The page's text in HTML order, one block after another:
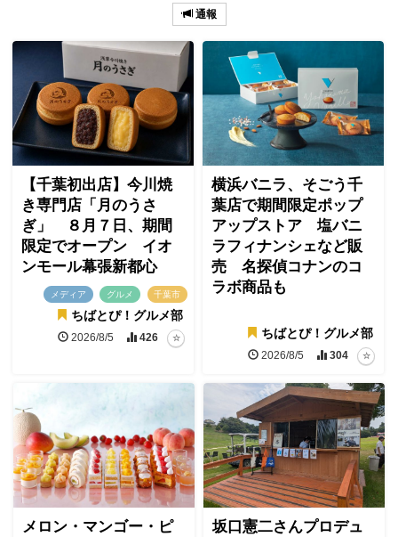
通報
【千葉初出店】今川焼
き専門店「月のうさ
ぎ」 ８月７日、期間
限定でオープン イオ
ンモール幕張新都心
メディア グルメ 千葉市
ちばとぴ！グルメ部
2026/8/5 426
横浜バニラ、そごう千
葉店で期間限定ポップ
アップストア 塩バニ
ラフィナンシェなど販
売 名探偵コナンのコ
ラボ商品も
ちばとぴ！グルメ部
2026/8/5 304
メロン・マンゴー・ピ
坂口憲二さんプロデュ